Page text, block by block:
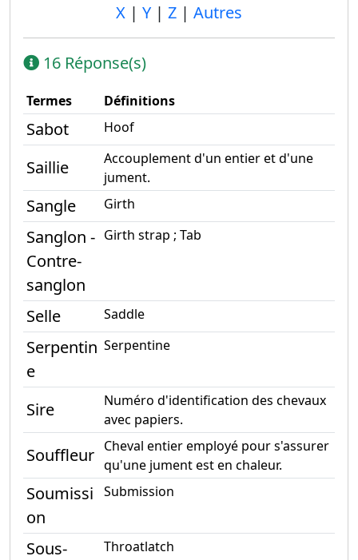
X | Y | Z | Autres
16 Réponse(s)
Termes Définitions
Sabot Hoof
Saillie
Accouplement d'un entier et d'une
jument.
Sangle Girth
Sanglon -
Contre-
sanglon
Girth strap ; Tab
Selle Saddle
Serpentin
e
Serpentine
Sire
Numéro d'identification des chevaux
avec papiers.
Souffleur Cheval entier employé pour s'assurer
qu'une jument est en chaleur.
Soumissi
on
Submission
Sous-
Throatlatch